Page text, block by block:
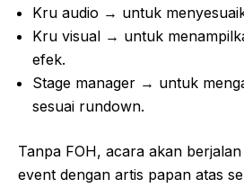
Kru audio → untuk
Kru visual → untuk
efek.
Stage manager → untuk
sesuai rundown.
Tanpa FOH, acara akan
event dengan artis papan atas